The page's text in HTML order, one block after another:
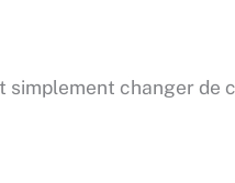
simplement changer de